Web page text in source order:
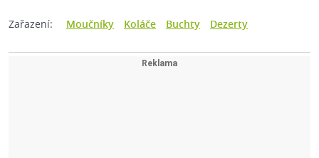
Zařazení: Moučníky Koláče Buchty Dezerty